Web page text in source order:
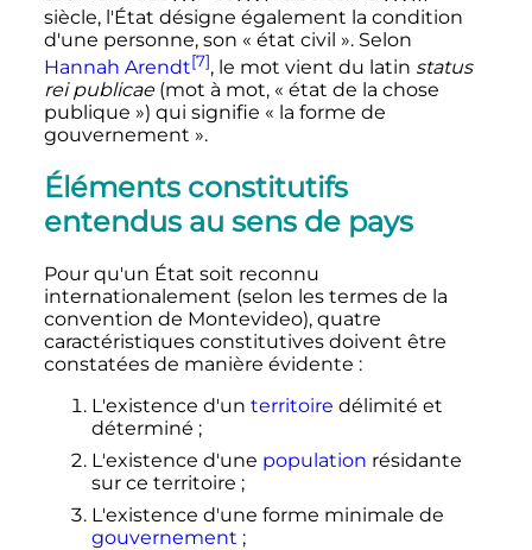
siècle, l'État désigne également la condition
d'une personne, son « état civil ». Selon
Hannah Arendt[7], le mot vient du latin status
rei publicae(mot à mot, « état de la chose
publique ») qui signifie « la forme de
gouvernement ».
Éléments constitutifs
entendus au sens de pays
Pour qu'un État soit reconnu
internationalement (selon les termes de la
convention de Montevideo), quatre
caractéristiques constitutives doivent être
constatées de manière évidente :
L'existence d'un territoire délimité et
déterminé ;
L'existence d'une population résidante
sur ce territoire ;
L'existence d'une forme minimale de
gouvernement ;